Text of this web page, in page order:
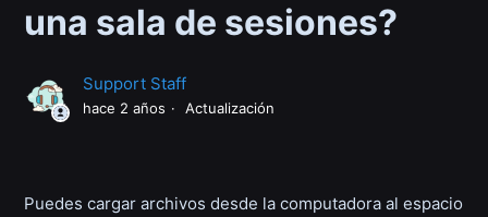
una sala de sesiones?
Support Staff
hace 2 años Actualización
Puedes cargar archivos desde la computadora al espacio